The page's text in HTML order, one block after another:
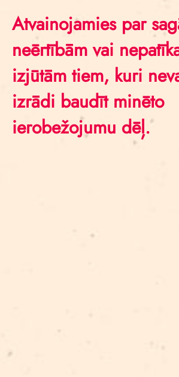
Atvainojamies par
neērtībām vai
izjūtām tiem, kuri
izrādi baudīt minēto
ierobežojumu dēļ.